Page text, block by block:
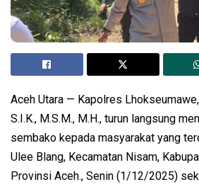
Aceh Utara — Kapolres Lhokseumawe,
S.I.K., M.S.M., M.H., turun langsung
sembako kepada masyarakat yang
Ulee Blang, Kecamatan Nisam,
Provinsi Aceh., Senin (1/12/2025)